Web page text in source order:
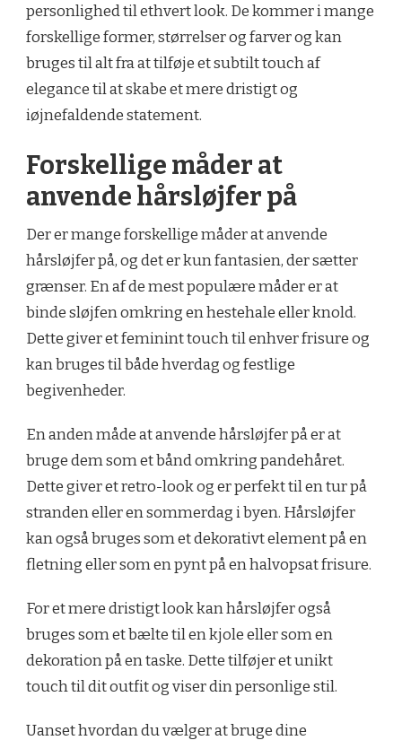
personlighed til ethvert look. De kommer i mange
forskellige former, størrelser og farver og kan
bruges til alt fra at tilføje et subtilt touch af
elegance til at skabe et mere dristigt og
iøjnefaldende statement.
Forskellige måder at
anvende hårsløjfer på
Der er mange forskellige måder at anvende
hårsløjfer på, og det er kun fantasien, der sætter
grænser. En af de mest populære måder er at
binde sløjfen omkring en hestehale eller knold.
Dette giver et feminint touch til enhver frisure og
kan bruges til både hverdag og festlige
begivenheder.
En anden måde at anvende hårsløjfer på er at
bruge dem som et bånd omkring pandehåret.
Dette giver et retro-look og er perfekt til en tur på
stranden eller en sommerdag i byen. Hårsløjfer
kan også bruges som et dekorativt element på en
fletning eller som en pynt på en halvopsat frisure.
For et mere dristigt look kan hårsløjfer også
bruges som et bælte til en kjole eller som en
dekoration på en taske. Dette tilføjer et unikt
touch til dit outfit og viser din personlige stil.
Uanset hvordan du vælger at bruge dine